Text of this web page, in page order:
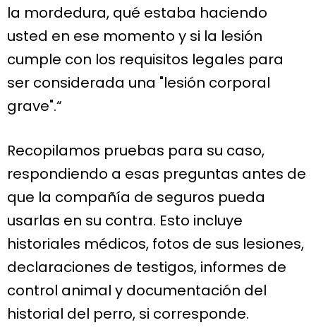
la mordedura, qué estaba haciendo
usted en ese momento y si la lesión
cumple con los requisitos legales para
ser considerada una "lesión corporal
grave".“
Recopilamos pruebas para su caso,
respondiendo a esas preguntas antes de
que la compañía de seguros pueda
usarlas en su contra. Esto incluye
historiales médicos, fotos de sus lesiones,
declaraciones de testigos, informes de
control animal y documentación del
historial del perro, si corresponde.